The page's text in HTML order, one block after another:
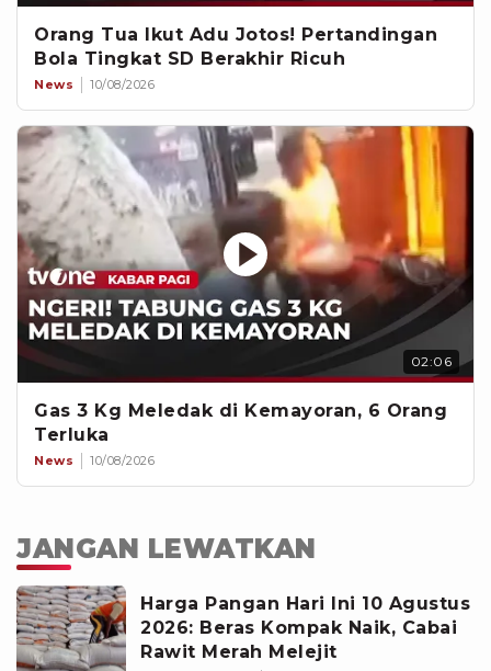
Orang Tua Ikut Adu Jotos! Pertandingan
Bola Tingkat SD Berakhir Ricuh
News 10/08/2026
02:06
Gas 3 Kg Meledak di Kemayoran, 6 Orang
Terluka
News 10/08/2026
JANGAN LEWATKAN
Harga Pangan Hari Ini 10 Agustus
2026: Beras Kompak Naik, Cabai
Rawit Merah Melejit